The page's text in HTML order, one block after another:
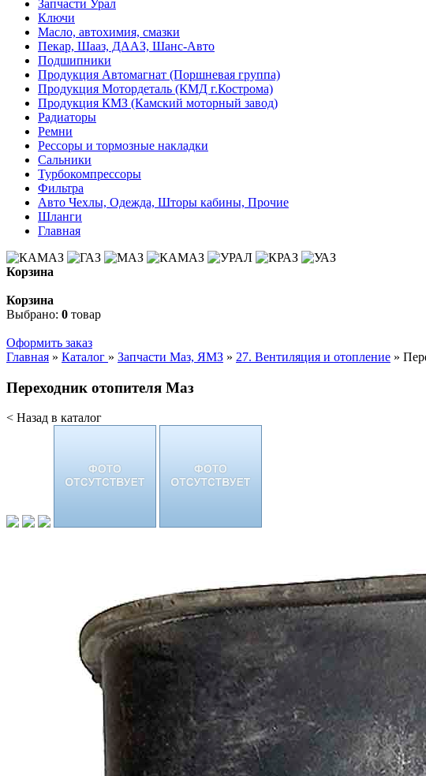
Запчасти Урал
Ключи
Масло, автохимия, смазки
Пекар, Шааз, ДААЗ, Шанс-Авто
Подшипники
Продукция Автомагнат (Поршневая группа)
Продукция Мотордеталь (КМД г.Кострома)
Продукция КМЗ (Камский моторный завод)
Радиаторы
Ремни
Рессоры и тормозные накладки
Сальники
Турбокомпрессоры
Фильтра
Авто Чехлы, Одежда, Шторы кабины, Прочие
Шланги
Главная
Корзина
Корзина
Выбрано: 0 товар
Оформить заказ
Главная » Каталог » Запчасти Маз, ЯМЗ » 27. Вентиляция и отопление »
Переходник отопителя Маз
< Назад в каталог